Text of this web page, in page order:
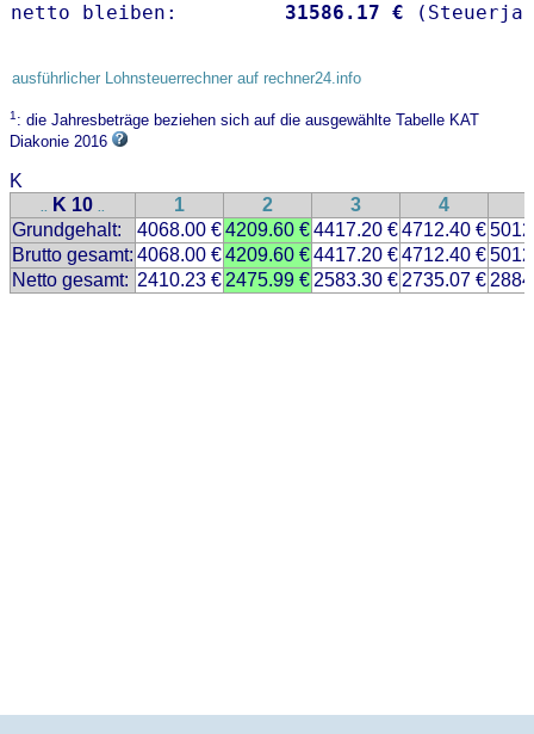
netto bleiben: 31586.17 €
ausführlicher Lohnsteuerrechner auf rechner24.info
1: die Jahresbeträge beziehen sich auf die ausgewählte Tabelle KAT
Diakonie 2016
K
.. K 10 .. 1 2 3 4
Grundgehalt:
4068.00 €4209.60 €4417.20 €4712.40 €
Brutto gesamt: 4068.00 €4209.60 €4417.20 €4712.40 €
Netto gesamt: 2410.23 € 2475.99 € 2583.30 € 2735.07 €